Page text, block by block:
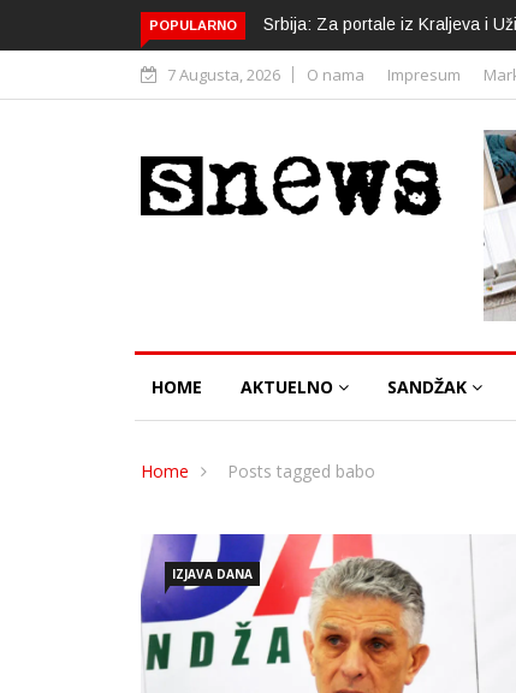
POPULARNO Srbija: Za portale iz Kraljeva i
7 Augusta, 2026 O nama Impresum
HOME AKTUELNO SANDŽAK
Home Posts tagged babo
IZJAVA DANA